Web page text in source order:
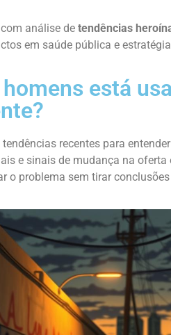
análise de tendências
em saúde pública e
está
recentes para
e sinais de mudança na
o problema sem tirar